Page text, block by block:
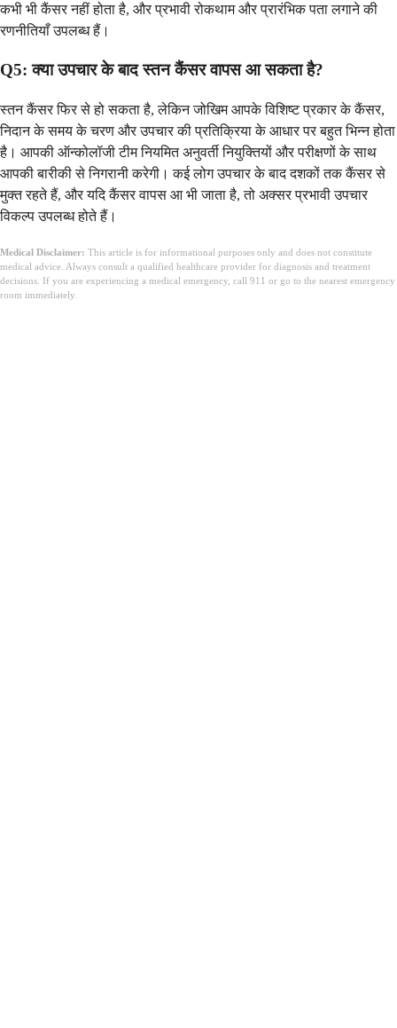
कभी भी कैंसर नहीं होता है, और प्रभावी रोकथाम और प्रारंभिक पता लगाने की
रणनीतियाँ उपलब्ध हैं।
Q5: क्या उपचार के बाद स्तन कैंसर वापस आ सकता है?
स्तन कैंसर फिर से हो सकता है, लेकिन जोखिम आपके विशिष्ट प्रकार के कैंसर,
निदान के समय के चरण और उपचार की प्रतिक्रिया के आधार पर बहुत भिन्न होता
है। आपकी ऑन्कोलॉजी टीम नियमित अनुवर्ती नियुक्तियों और परीक्षणों के साथ
आपकी बारीकी से निगरानी करेगी। कई लोग उपचार के बाद दशकों तक कैंसर से
मुक्त रहते हैं, और यदि कैंसर वापस आ भी जाता है, तो अक्सर प्रभावी उपचार
विकल्प उपलब्ध होते हैं।
Medical Disclaimer: This article is for informational purposes only and does not constitute
medical advice. Always consult a qualified healthcare provider for diagnosis and treatment
decisions. If you are experiencing a medical emergency, call 911 or go to the nearest emergency
room immediately.